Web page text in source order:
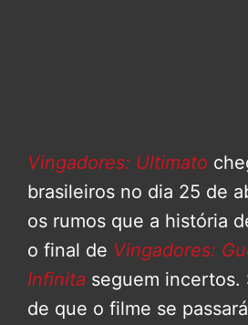
Vingadores: Ultimato
brasileiros no dia 25 de
os rumos que a história
o final de Vingadores:
Infinita seguem incertos.
de que o filme se